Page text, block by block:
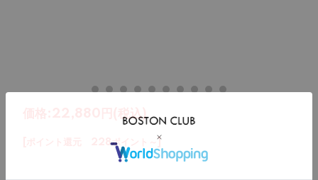
(税込)
[ポイント還元 228ポイント～]